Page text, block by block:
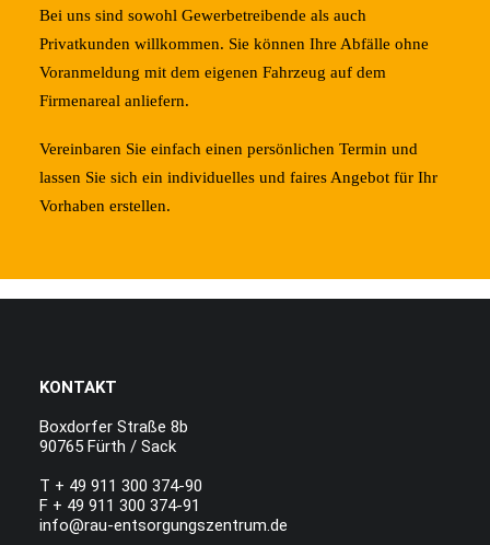
Bei uns sind sowohl Gewerbetreibende als auch
Privatkunden willkommen. Sie können Ihre Abfälle ohne
Voranmeldung mit dem eigenen Fahrzeug auf dem
Firmenareal anliefern.
Vereinbaren Sie einfach einen persönlichen Termin und
lassen Sie sich ein individuelles und faires Angebot für Ihr
Vorhaben erstellen.
KONTAKT
Boxdorfer Straße 8b
90765 Fürth / Sack
T + 49 911 300 374-90
F + 49 911 300 374-91
info@rau-entsorgungszentrum.de